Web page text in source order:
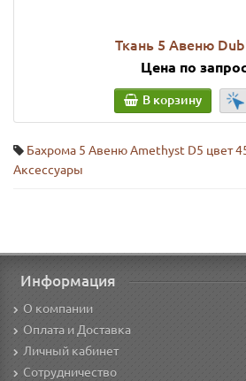
Ткань 5 Авеню
Цена по
В корзину
Бахрома 5 Авеню Amethyst D5 цвет
Аксессуары
Информация
О компании
Оплата и Доставка
Личный кабинет
Сотрудничество